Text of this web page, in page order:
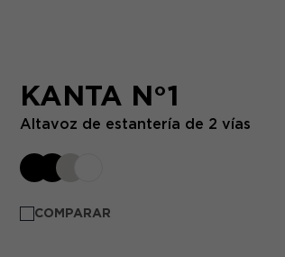
KANTA N°1
Altavoz de estantería de 2 vías
COMPARAR